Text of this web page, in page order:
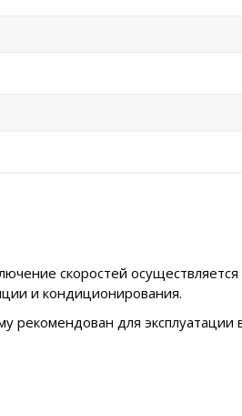
скоростей осуществляется
и кондиционирования.
рекомендован для эксплуатации